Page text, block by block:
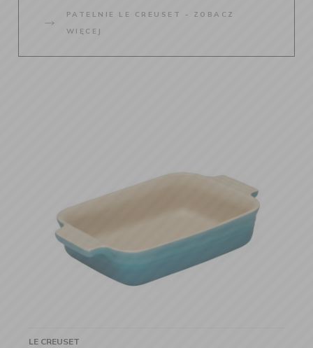
PATELNIE LE CREUSET - ZOBACZ
WIĘCEJ
LE CREUSET